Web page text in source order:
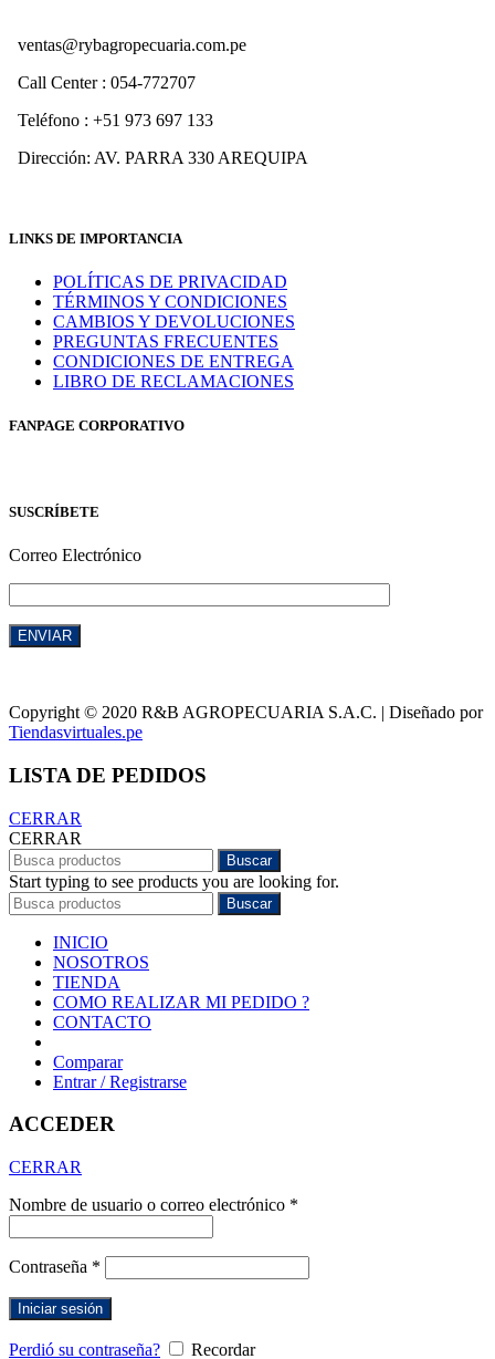
ventas@rybagropecuaria.com.pe
Call Center : 054-772707
Teléfono : +51 973 697 133
Dirección: AV. PARRA 330 AREQUIPA
LINKS DE IMPORTANCIA
POLÍTICAS DE PRIVACIDAD
TÉRMINOS Y CONDICIONES
CAMBIOS Y DEVOLUCIONES
PREGUNTAS FRECUENTES
CONDICIONES DE ENTREGA
LIBRO DE RECLAMACIONES
FANPAGE CORPORATIVO
SUSCRÍBETE
Correo Electrónico
Copyright © 2020 R&B AGROPECUARIA S.A.C. | Diseñado por
Tiendasvirtuales.pe
LISTA DE PEDIDOS
CERRAR
CERRAR
Buscar
Start typing to see products you are looking for.
Buscar
INICIO
NOSOTROS
TIENDA
COMO REALIZAR MI PEDIDO ?
CONTACTO
Comparar
Entrar / Registrarse
ACCEDER
CERRAR
Nombre de usuario o correo electrónico *
Contraseña *
Iniciar sesión
Perdió su contraseña? Recordar